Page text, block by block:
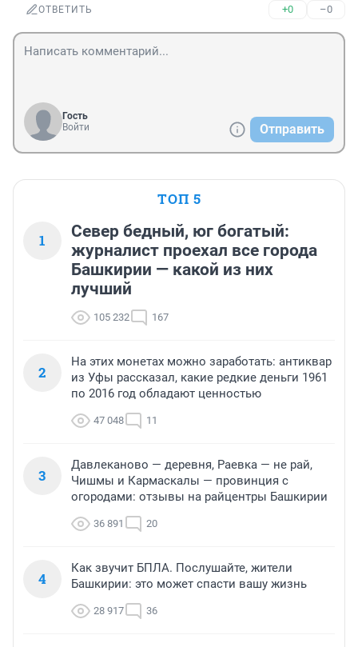
ОТВЕТИТЬ +0 –0
Гость
Войти
Отправить
ТОП 5
1
Север бедный, юг богатый:
журналист проехал все города
Башкирии — какой из них
лучший
105 232 167
2
На этих монетах можно заработать: антиквар
из Уфы рассказал, какие редкие деньги 1961
по 2016 год обладают ценностью
47 048 11
3
Давлеканово — деревня, Раевка — не рай,
Чишмы и Кармаскалы — провинция с
огородами: отзывы на райцентры Башкирии
36 891 20
4
Как звучит БПЛА. Послушайте, жители
Башкирии: это может спасти вашу жизнь
28 917 36